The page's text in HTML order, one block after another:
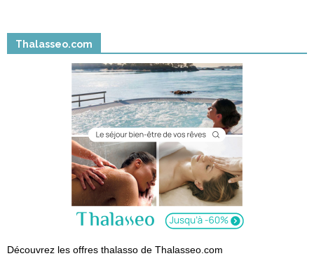
Thalasseo.com
Découvrez les offres thalasso de Thalasseo.com